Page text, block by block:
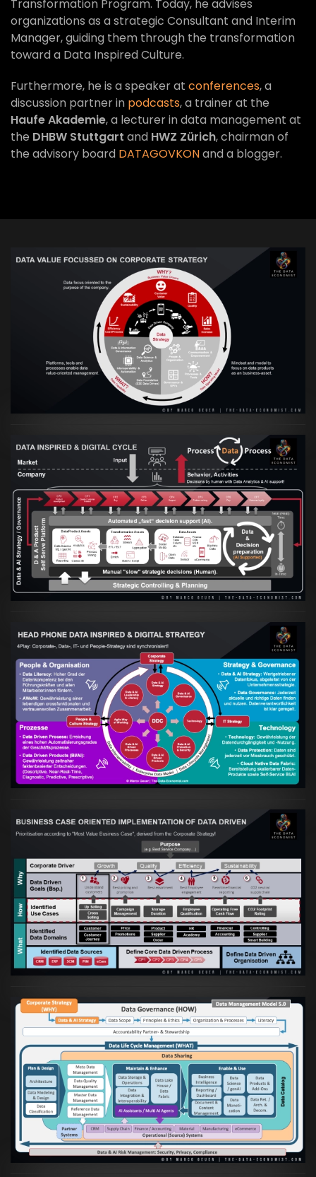
Transformation Program. Today, he advises
organizations as a strategic Consultant and Interim
Manager, guiding them through the transformation
toward a Data Inspired Culture.
Furthermore, he is a speaker at conferences, a
discussion partner in podcasts, a trainer at the
Haufe Akademie, a lecturer in data management at
the DHBW Stuttgart and HWZ Zürich, chairman of
the advisory board DATAGOVKONand a blogger.
VIEW
Artikel:Prozesse und Daten müssen Hand
in Hand gehen
VIEW
Artikel:Kennst Du schon die "Head Phone
Data Driven Strategy"?
VIEW
Artikel:
Business Case orientierte
Etablierung einer Data Driven Company
VIEW
Artikel:Die moderne Architektur für
Daten- und KI-orientierte Unternehmen
VIEW